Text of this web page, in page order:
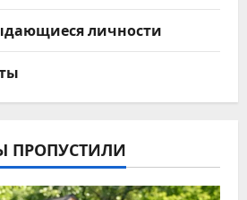
личности
ПРОПУСТИЛИ